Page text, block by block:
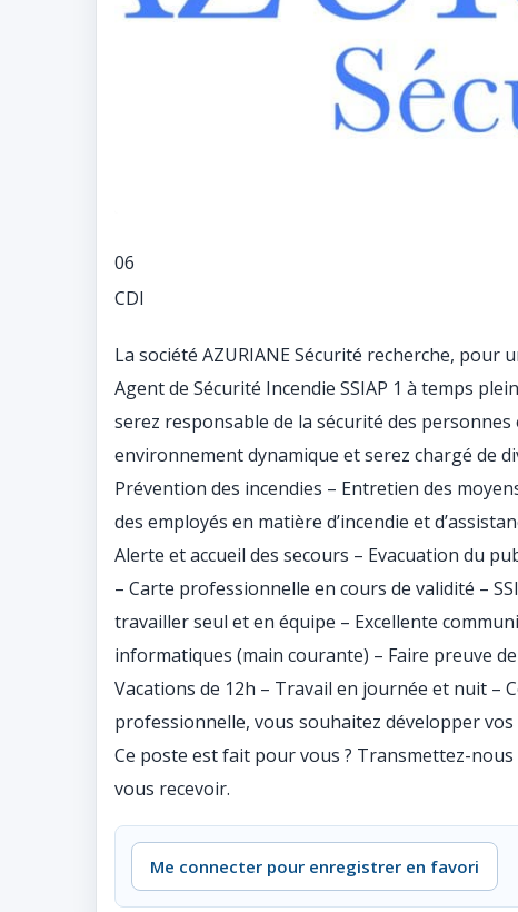
06
CDI
La société AZURIANE Sécurité recherche, pour
Agent de Sécurité Incendie SSIAP 1 à temps
serez responsable de la sécurité des
environnement dynamique et serez chargé de
Prévention des incendies – Entretien des
des employés en matière d’incendie et
Alerte et accueil des secours – Evacuation du
– Carte professionnelle en cours de validité –
travailler seul et en équipe – Excellente
informatiques (main courante) – Faire preuve
Vacations de 12h – Travail en journée et nuit –
professionnelle, vous souhaitez développer
Ce poste est fait pour vous ? Transmettez-
vous recevoir.
Me connecter pour enregistrer en favori